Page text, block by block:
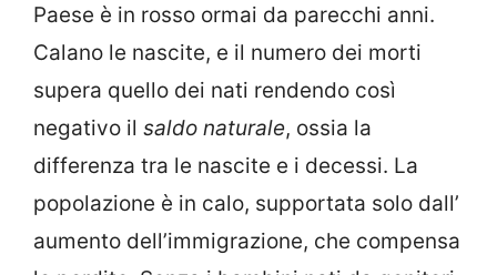
Paese è in rosso ormai da parecchi anni.
Calano le nascite, e il numero dei morti
supera quello dei nati rendendo così
negativo il saldo naturale, ossia la
differenza tra le nascite e i decessi. La
popolazione è in calo, supportata solo dall’
aumento dell’immigrazione, che compensa